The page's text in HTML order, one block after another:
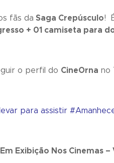
fãs da Saga Crepúsculo!
+ 01 camiseta para
o perfil do CineOrna no
para assistir
Em Exibição Nos Cinemas